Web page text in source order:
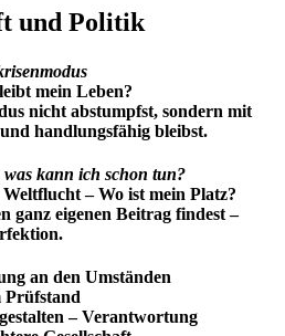
und Politik
mein Leben?
nicht abstumpfst, sondern mit
handlungsfähig bleibst.
was kann ich schon tun?
– Wo ist mein Platz?
ganz eigenen Beitrag findest –
an den Umständen
Prüfstand
– Verantwortung